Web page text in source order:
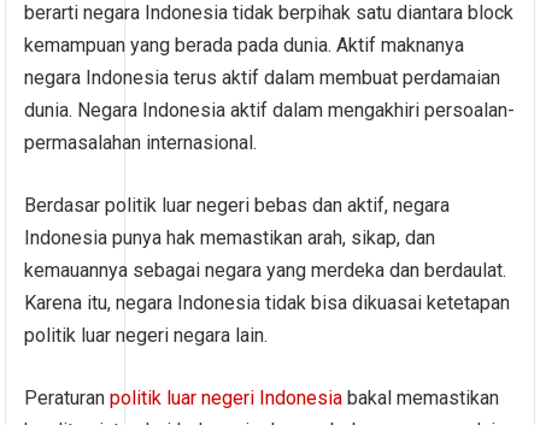
berarti negara Indonesia tidak berpihak satu diantara block
kemampuan yang berada pada dunia. Aktif maknanya
negara Indonesia terus aktif dalam membuat perdamaian
dunia. Negara Indonesia aktif dalam mengakhiri persoalan-
permasalahan internasional.
Berdasar politik luar negeri bebas dan aktif, negara
Indonesia punya hak memastikan arah, sikap, dan
kemauannya sebagai negara yang merdeka dan berdaulat.
Karena itu, negara Indonesia tidak bisa dikuasai ketetapan
politik luar negeri negara lain.
Peraturanpolitik luar negeri Indonesia bakal memastikan